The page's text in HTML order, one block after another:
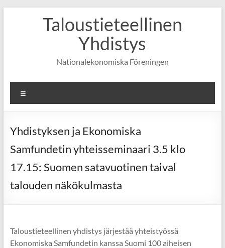
Taloustieteellinen
Yhdistys
Nationalekonomiska Föreningen
Yhdistyksen ja Ekonomiska
Samfundetin yhteisseminaari 3.5 klo
17.15: Suomen satavuotinen taival
talouden näkökulmasta
Taloustieteellinen yhdistys järjestää yhteistyössä
Ekonomiska Samfundetin kanssa Suomi 100 aiheisen